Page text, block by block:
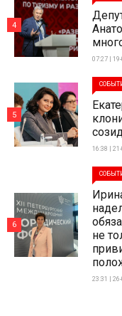
07:27 |
4
16:38 |
5
не
23:31 |
6